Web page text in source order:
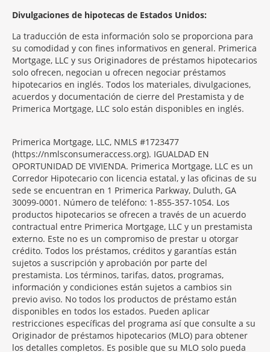
Morgage
Section
Divulgaciones de hipotecas de Estados Unidos:
La traducción de esta información solo se proporciona para
su comodidad y con fines informativos en general. Primerica
Mortgage, LLC y sus Originadores de préstamos hipotecarios
solo ofrecen, negocian u ofrecen negociar préstamos
hipotecarios en inglés. Todos los materiales, divulgaciones,
acuerdos y documentación de cierre del Prestamista y de
Primerica Mortgage, LLC solo están disponibles en inglés.
Primerica Mortgage, LLC, NMLS #1723477
(https://nmlsconsumeraccess.org). IGUALDAD EN
OPORTUNIDAD DE VIVIENDA. Primerica Mortgage, LLC es un
Corredor Hipotecario con licencia estatal, y las oficinas de su
sede se encuentran en 1 Primerica Parkway, Duluth, GA
30099-0001. Número de teléfono: 1-855-357-1054. Los
productos hipotecarios se ofrecen a través de un acuerdo
contractual entre Primerica Mortgage, LLC y un prestamista
externo. Este no es un compromiso de prestar u otorgar
crédito. Todos los préstamos, créditos y garantías están
sujetos a suscripción y aprobación por parte del
prestamista. Los términos, tarifas, datos, programas,
información y condiciones están sujetos a cambios sin
previo aviso. No todos los productos de préstamo están
disponibles en todos los estados. Pueden aplicar
restricciones específicas del programa así que consulte a su
Originador de préstamos hipotecarios (MLO) para obtener
los detalles completos. Es posible que su MLO solo pueda